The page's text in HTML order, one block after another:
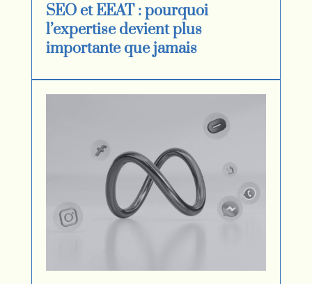
SEO et EEAT : pourquoi
l’expertise devient plus
importante que jamais